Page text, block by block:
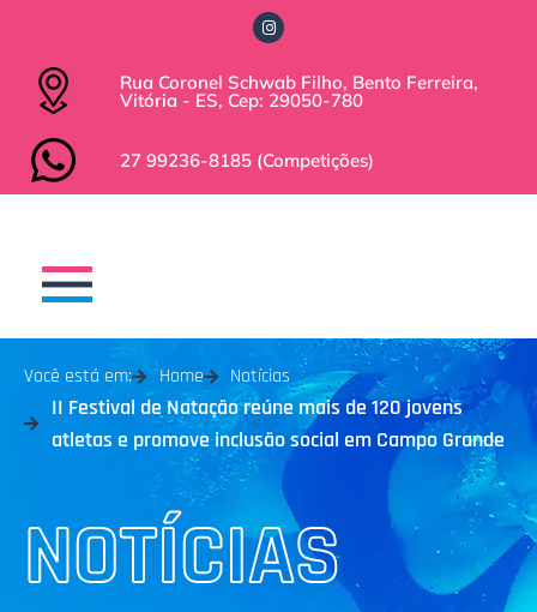
Rua Coronel Schwab Filho, Bento Ferreira,
Vitória - ES, Cep: 29050-780
27 99236-8185 (Competições)
Você está em: Home Notícias
II Festival de Natação reúne mais de 120 jovens
atletas e promove inclusão social em Campo Grande
NOTÍCIAS